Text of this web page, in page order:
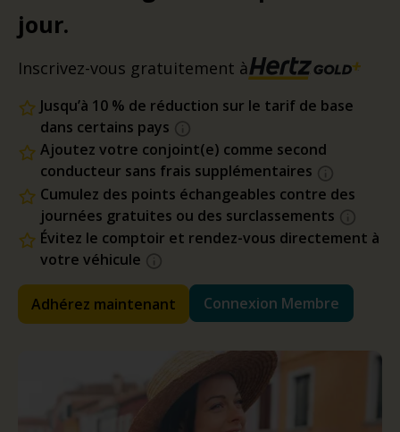
jour.
Inscrivez-vous gratuitement à
Jusqu’à 10 % de réduction sur le tarif de base
dans certains pays
Ajoutez votre conjoint(e) comme second
conducteur sans frais supplémentaires
Cumulez des points échangeables contre des
journées gratuites ou des surclassements
Évitez le comptoir et rendez-vous directement à
votre véhicule
Adhérez maintenant Connexion Membre